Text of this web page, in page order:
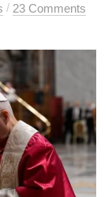
/ 23 Comments